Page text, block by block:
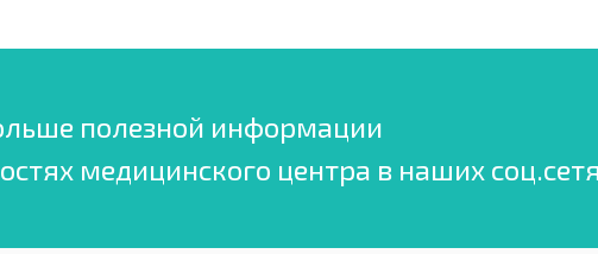
полезной информации
медицинского центра в наших